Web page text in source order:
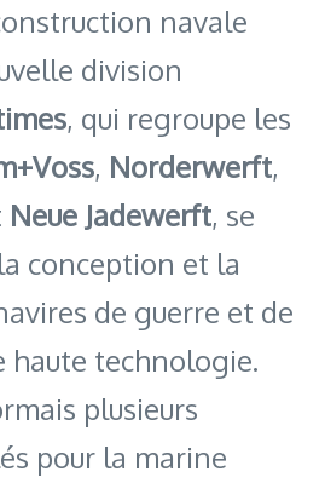
navale
division
, qui regroupe les
, Norderwerft,
Neue Jadewerft, se
conception et la
de guerre et de
haute technologie.
plusieurs
pour la marine